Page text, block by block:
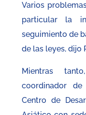
Varios
particular la
seguimiento de
de las leyes, dijo
Mientras
coordinador
Centro de